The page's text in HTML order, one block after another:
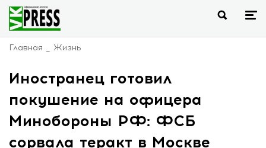
Главная Жизнь
Иностранец готовил
покушение на офицера
Минобороны РФ: ФСБ
сорвала теракт в Москве